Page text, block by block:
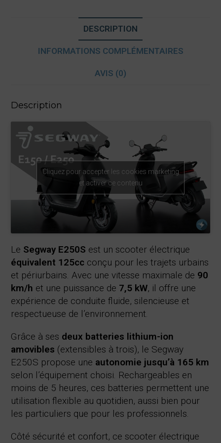
DESCRIPTION
INFORMATIONS COMPLÉMENTAIRES
AVIS (0)
Description
Cliquez pour accepter les cookies marketing
et activer ce contenu
Le Segway E250S est un scooter électrique
équivalent 125cc conçu pour les trajets urbains
et périurbains. Avec une vitesse maximale de 90
km/h et une puissance de 7,5 kW, il offre une
expérience de conduite fluide, silencieuse et
respectueuse de l’environnement.
Grâce à ses deux batteries lithium-ion
amovibles (extensibles à trois), le Segway
E250S propose une autonomie jusqu’à 165 km
selon l’équipement choisi. Rechargeables en
moins de 5 heures, ces batteries permettent une
utilisation flexible au quotidien, aussi bien pour
les particuliers que pour les professionnels.
Côté sécurité et confort, ce scooter électrique